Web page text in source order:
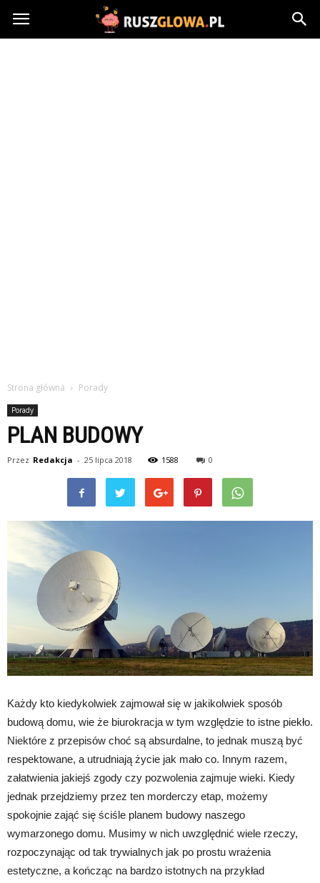
Ruszglowa.pl
Strona główna Porady
Porady
PLAN BUDOWY
Przez Redakcja - 25 lipca 2018 1588 0
Każdy kto kiedykolwiek zajmował się w jakikolwiek sposób
budową domu, wie że biurokracja w tym względzie to istne piekło.
Niektóre z przepisów choć są absurdalne, to jednak muszą być
respektowane, a utrudniają życie jak mało co. Innym razem,
załatwienia jakiejś zgody czy pozwolenia zajmuje wieki. Kiedy
jednak przejdziemy przez ten morderczy etap, możemy
spokojnie zająć się ściśle planem budowy naszego
wymarzonego domu. Musimy w nich uwzględnić wiele rzeczy,
rozpoczynając od tak trywialnych jak po prostu wrażenia
estetyczne, a kończąc na bardzo istotnych na przykład